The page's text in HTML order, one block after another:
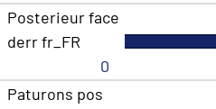
Posterieur face
derr fr_FR
0
Paturons pos